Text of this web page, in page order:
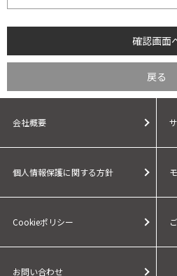
会社概要
個人情報保護に関する方針
Cookieポリシー
お問い合わせ